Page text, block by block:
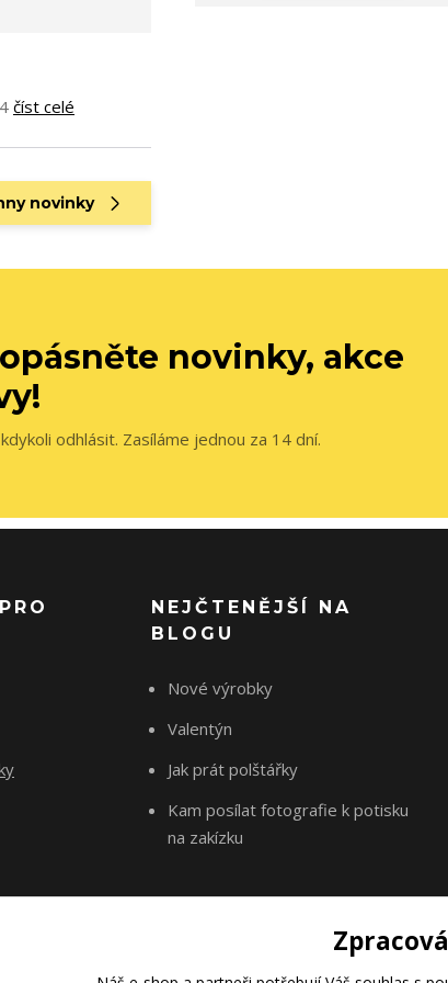
číst celé
novinky
novinky, akce
odhlásit. Zasíláme jednou za 14 dní.
NEJČTENĚJŠÍ NA
BLOGU
Nové výrobky
Valentýn
Jak prát polštářky
Kam posílat fotografie k potisku
na zakízku